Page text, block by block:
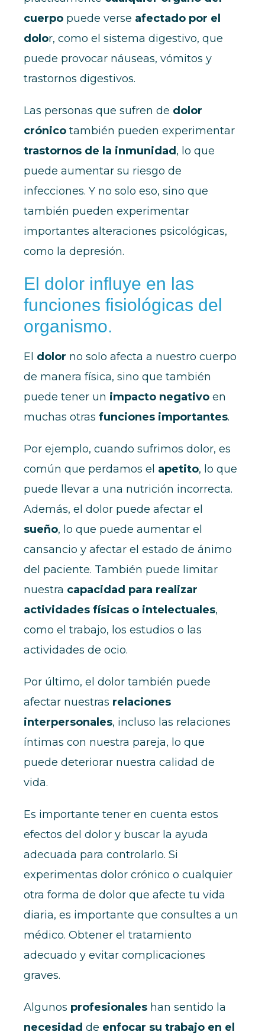
cuerpo puede verse afectado por el
dolor, como el sistema digestivo, que
puede provocar náuseas, vómitos y
trastornos digestivos.
Las personas que sufren de dolor
crónico también pueden experimentar
trastornos de la inmunidad , lo que
puede aumentar su riesgo de
infecciones. Y no solo eso, sino que
también pueden experimentar
importantes alteraciones psicológicas,
como la depresión.
El dolor influye en las
funciones fisiológicas del
organismo.
El dolor no solo afecta a nuestro cuerpo
de manera física, sino que también
puede tener un impacto negativo en
muchas otras funciones importantes.
Por ejemplo, cuando sufrimos dolor, es
común que perdamos el apetito, lo que
puede llevar a una nutrición incorrecta.
Además, el dolor puede afectar el
sueño, lo que puede aumentar el
cansancio y afectar el estado de ánimo
del paciente. También puede limitar
nuestra capacidad para realizar
actividades físicas o intelectuales,
como el trabajo, los estudios o las
actividades de ocio.
Por último, el dolor también puede
afectar nuestras relaciones
interpersonales, incluso las relaciones
íntimas con nuestra pareja, lo que
puede deteriorar nuestra calidad de
vida.
Es importante tener en cuenta estos
efectos del dolor y buscar la ayuda
adecuada para controlarlo. Si
experimentas dolor crónico o cualquier
otra forma de dolor que afecte tu vida
diaria, es importante que consultes a un
médico. Obtener el tratamiento
adecuado y evitar complicaciones
graves.
Algunos profesionales han sentido la
necesidad de enfocar su trabajo en el